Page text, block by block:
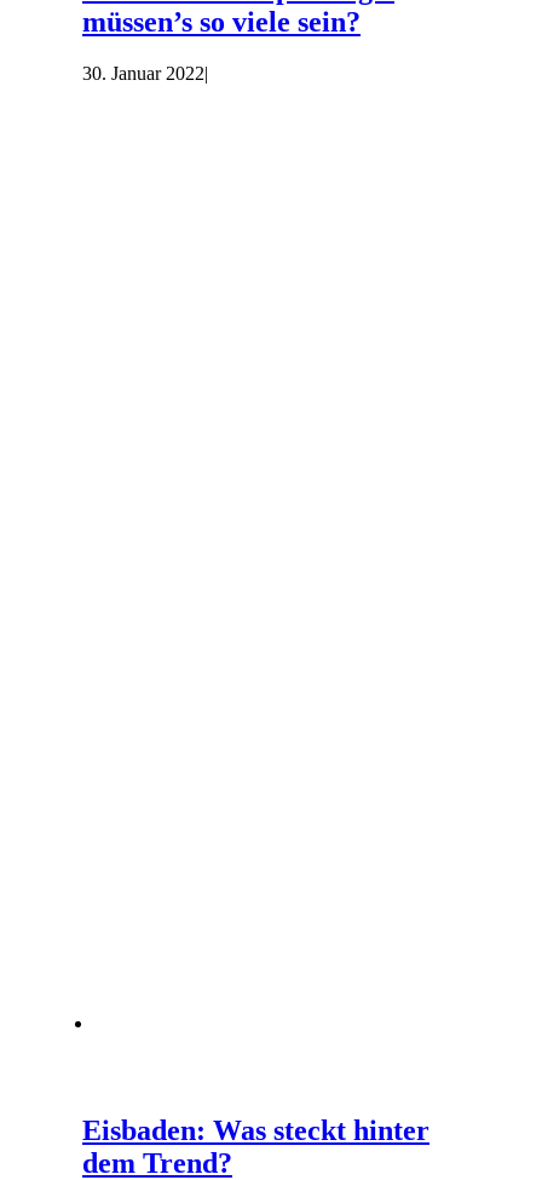
müssen’s so viele sein?
30. Januar 2022|
Eisbaden: Was steckt hinter
dem Trend?